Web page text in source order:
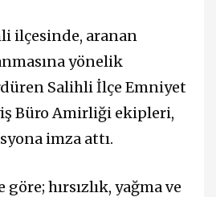
ilçesinde, aranan
yönelik
Salihli İlçe Emniyet
Büro Amirliği ekipleri,
imza attı.
hırsızlık, yağma ve